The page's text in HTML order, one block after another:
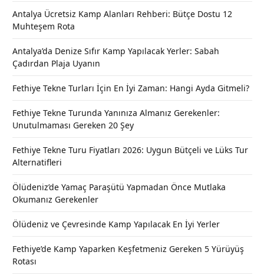
Antalya Ücretsiz Kamp Alanları Rehberi: Bütçe Dostu 12
Muhteşem Rota
Antalya’da Denize Sıfır Kamp Yapılacak Yerler: Sabah
Çadırdan Plaja Uyanın
Fethiye Tekne Turları İçin En İyi Zaman: Hangi Ayda Gitmeli?
Fethiye Tekne Turunda Yanınıza Almanız Gerekenler:
Unutulmaması Gereken 20 Şey
Fethiye Tekne Turu Fiyatları 2026: Uygun Bütçeli ve Lüks Tur
Alternatifleri
Ölüdeniz’de Yamaç Paraşütü Yapmadan Önce Mutlaka
Okumanız Gerekenler
Ölüdeniz ve Çevresinde Kamp Yapılacak En İyi Yerler
Fethiye’de Kamp Yaparken Keşfetmeniz Gereken 5 Yürüyüş
Rotası